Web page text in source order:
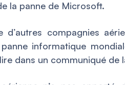
la panne de Microsoft.
d’autres compagnies
informatique
dans un communiqué de